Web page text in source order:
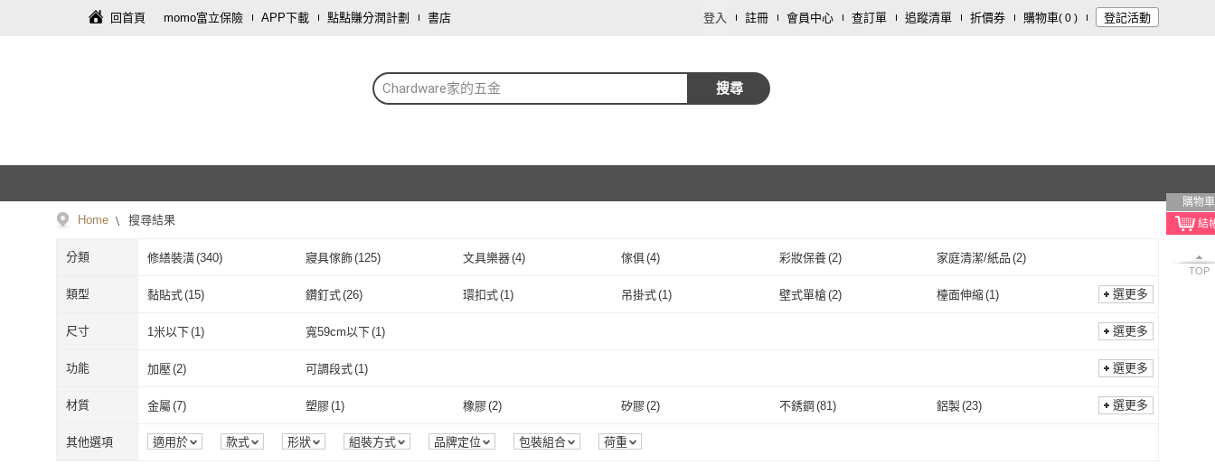
回首頁 momo富立保險 APP下載 點點賺分潤計劃 書店 登入 註冊 會員中心 查訂單 追蹤清單 折價券 購物車( 0 ) 登記活動
Chardware家的五金 搜尋
購物車
TOP
Home 搜尋結果
分類 修繕裝潢(340) 寢具傢飾(125) 文具樂器(4) 傢俱(4) 彩妝保養(2) 家庭清潔/紙品 (2)
類型 黏貼式(15) 鑽釘式(26) 環扣式(1) 吊掛式(1) 壁式單槍(2) 檯面伸縮(1)
手動(1) 斜/直取式(1)
黏貼式( 鑽釘式(26)
手動 斜/直取式
選更多
尺寸 1米以下(1) 寬59cm以下(1)
1米以下 寬59cm以下
選更多
功能 加壓(2) 可調段式(1)
加壓 可調段式
選更多
材質 金屬 (7) 塑膠(1) 橡膠(2) 矽膠(2) 不銹鋼(81) 鋁製(23)
ABS(21) 304不鏽鋼(55) 不鏽鋼 鋁(
金屬 (7 塑膠(1) 橡膠(2)
選更多
其他選項 適用於 款式 形狀 組裝方式 品牌定位 包裝組合 荷重